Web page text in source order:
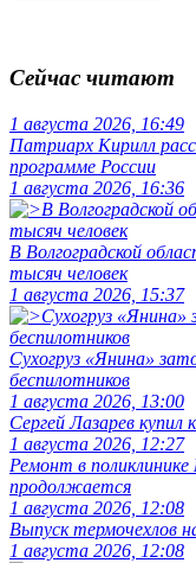
Сейчас читают
1 августа 2026, 16:49
Патриарх Кирилл
программе России
1 августа 2026, 16:36
В Волгоградской
тысяч человек
1 августа 2026, 15:37
Сухогруз «Янина»
беспилотников
1 августа 2026, 13:00
Сергей Лазарев
1 августа 2026, 12:27
Ремонт в
продолжается
1 августа 2026, 12:08
Выпуск термочехлов
1 августа 2026, 12:08